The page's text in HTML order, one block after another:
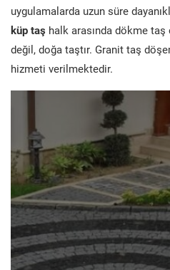
uygulamalarda uzun süre
küp taş halk arasında dökme
değil, doğa taştır. Granit taş
hizmeti verilmektedir.